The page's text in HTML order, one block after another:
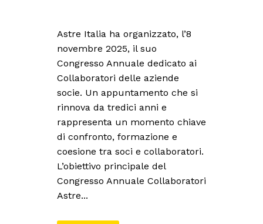
Astre Italia ha organizzato, l’8
novembre 2025, il suo
Congresso Annuale dedicato ai
Collaboratori delle aziende
socie. Un appuntamento che si
rinnova da tredici anni e
rappresenta un momento chiave
di confronto, formazione e
coesione tra soci e collaboratori.
L’obiettivo principale del
Congresso Annuale Collaboratori
Astre...